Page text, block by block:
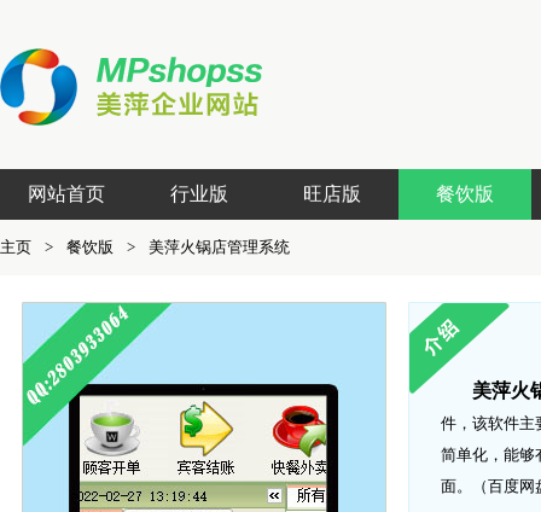
网站首页 行业版 旺店版 餐饮版
主页 > 餐饮版 > 美萍火锅店管理系统
美萍火
件，该软件主
简单化，能够
面。（百度网